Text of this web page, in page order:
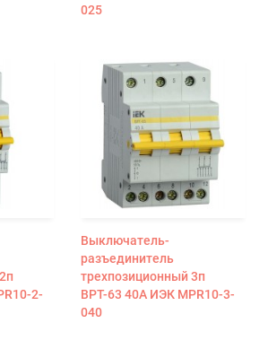
025
2-
Выключатель-
разъединитель
трехпозиционный 3п
ВРТ-63 40А ИЭК MPR10-3-
040